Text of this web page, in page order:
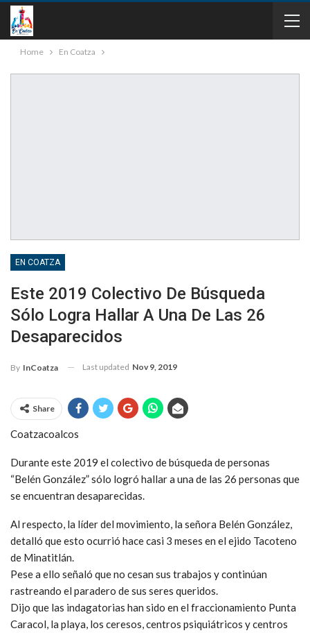
Home En Coatza
EN COATZA
Este 2019 Colectivo De Búsqueda
Sólo Logra Hallar A Una De Las 26
Desaparecidos
By InCoatza Last updated Nov 9, 2019
Share
Coatzacoalcos
Durante este 2019 el colectivo de búsqueda de personas
“Belén González” sólo logró hallar a una de las 26 personas que
se encuentran desaparecidas.
Al respecto, la líder del movimiento, la señora Belén González,
detalló que esto ocurrió hace casi 3 meses en el ejido Tacoteno
de Minatitlán.
Pese a ello señaló que no cesan sus trabajos y continúan
rastreando el paradero de sus seres queridos.
Dijo que las indagatorias han sido en el fraccionamiento Punta
Caracol, la playa, los ceresos, centros psiquiátricos y centros